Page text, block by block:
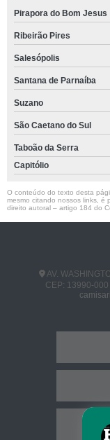
Pirapora do Bom Jesus
Ribeirão Pires
Salesópolis
Santana de Parnaíba
Suzano
São Caetano do Sul
Taboão da Serra
Capitólio
O conteúdo do texto desta
mesmo citando nossos links, é
direito autoral – artigo 184 do
AV.
CEP: 13990-000